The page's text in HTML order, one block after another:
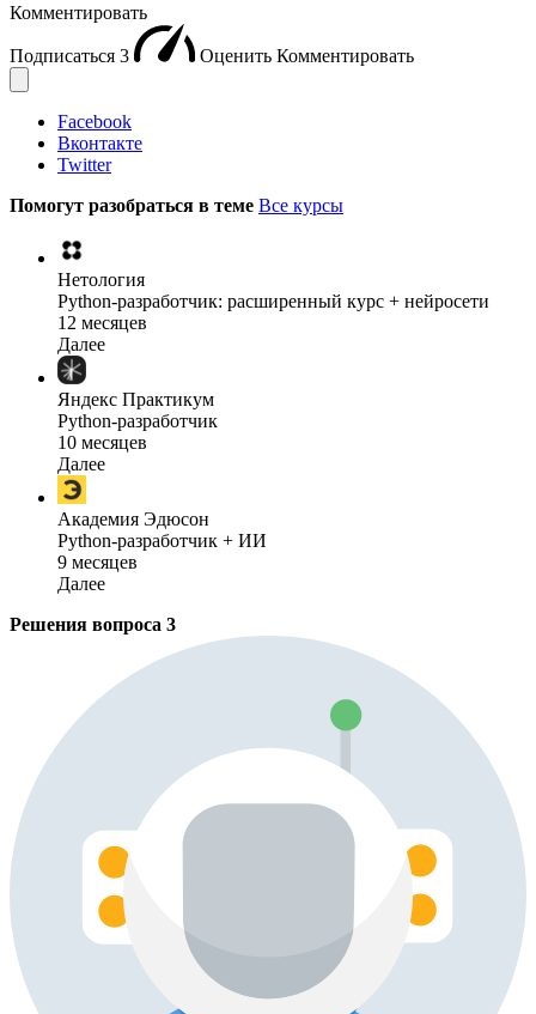
Комментировать
Подписаться 3 Оценить Комментировать
Facebook
Вконтакте
Twitter
Помогут разобраться в теме Все курсы
Нетология
Python-разработчик: расширенный курс + нейросети
12 месяцев
Далее
Яндекс Практикум
Python-разработчик
10 месяцев
Далее
Академия Эдюсон
Python-разработчик + ИИ
9 месяцев
Далее
Решения вопроса 3